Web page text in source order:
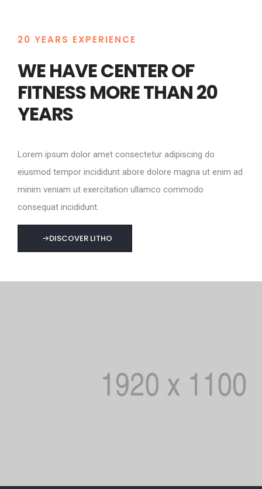
20 YEARS EXPERIENCE
WE HAVE CENTER OF
FITNESS MORE THAN 20
YEARS
Lorem ipsum dolor amet consectetur adipiscing do
eiusmod tempor incididunt abore dolore magna ut enim ad
minim veniam ut exercitation ullamco commodo
consequat incididunt.
DISCOVER LITHO